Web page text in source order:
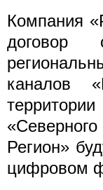
Компания
договор
каналов
Регион»
цифровом